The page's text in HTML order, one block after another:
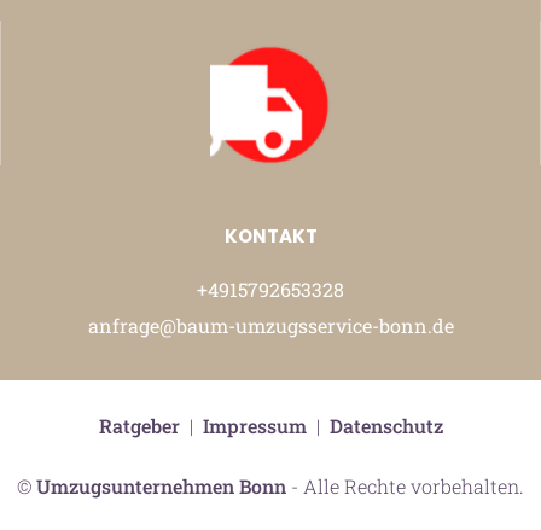
KONTAKT
+4915792653328
anfrage@baum-umzugsservice-bonn.de
©Umzugsunternehmen Bonn - Alle Rechte vorbehalten.
Ratgeber| Impressum| Datenschutz